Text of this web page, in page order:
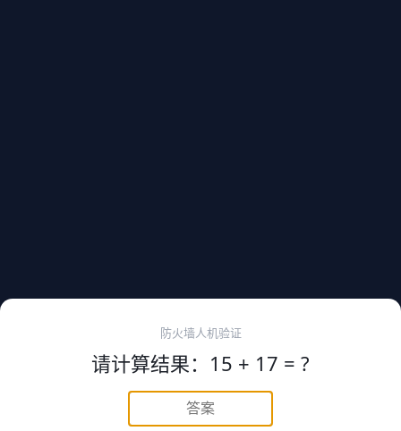
防火墙人机验证
请计算结果：15 + 17 = ?